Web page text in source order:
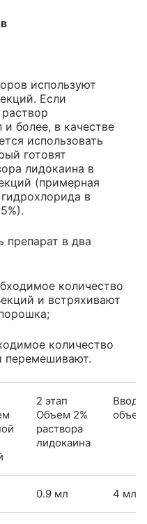
используют
Если
более, в качестве
использовать
готовят
лидокаина в
(примерная
в
препарат в два
количество
и встряхивают
количество
перемешивают.
2 этап
Объем 2%
раствора
лидокаина
0.9 мл 4 мл